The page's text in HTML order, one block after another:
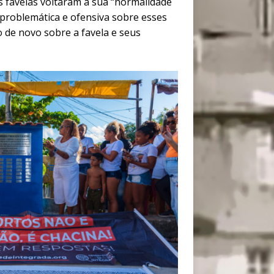
e ofensiva sobre esses
novo sobre a favela e seus